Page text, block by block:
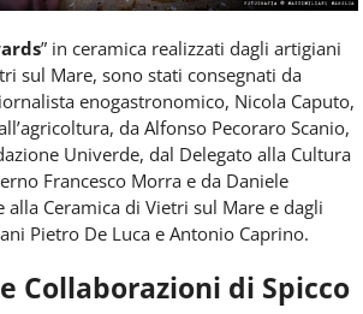
” in ceramica realizzati dagli artigiani
sul Mare, sono stati consegnati da
enogastronomico, Nicola Caputo,
da Alfonso Pecoraro Scanio,
Univerde, dal Delegato alla Cultura
Francesco Morra e da Daniele
alla Ceramica di Vietri sul Mare e dagli
Pietro De Luca e Antonio Caprino.
Collaborazioni di Spicco